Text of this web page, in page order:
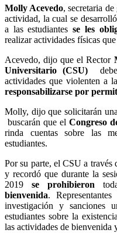
Molly Acevedo, secretaria
actividad, la cual se
a las estudiantesse les
realizar actividades físicas que
Acevedo, dijo que el Rector
Universitario (CSU)
actividades que violenten a
responsabilizarse por
Molly, dijo que solicitarán
buscarán que elCongreso
rinda cuentas sobre las
estudiantes.
Por su parte, el CSU a través
y recordó que durante la
2019se prohibieron
bienvenida.
investigación y sanciones
estudiantes sobre la
las actividades de bienvenida